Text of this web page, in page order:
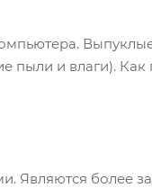
пыли и влаги).
Являются